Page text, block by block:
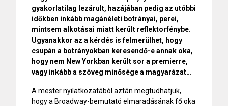
gyakorlatilag lezárult, hazájában pedig az utóbbi
időkben inkább magánéleti botrányai, perei,
mintsem alkotásai miatt került reflektorfénybe.
Ugyanakkor az a kérdés is felmerülhet, hogy
csupán a botrányokban keresendő-e annak oka,
hogy nem New Yorkban került sor a premierre,
vagy inkább a szöveg minősége a magyarázat…
A mester nyilatkozatából aztán megtudhatjuk,
hogy a Broadway-bemutató elmaradásának fő oka